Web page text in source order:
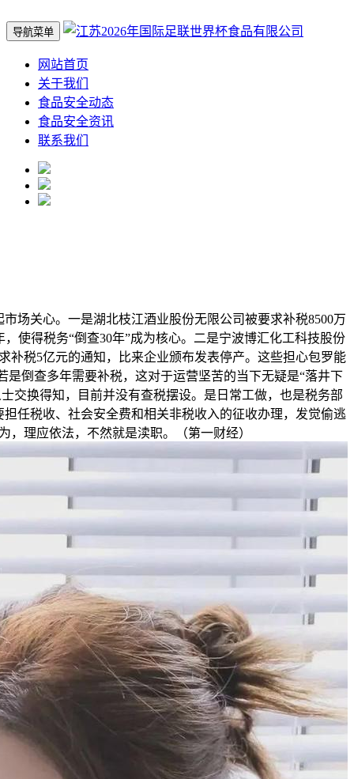
导航菜单
网站首页
关于我们
食品安全动态
食品安全资讯
联系我们
关心。一是湖北枝江酒业股份无限公司被要求补税8500万
使得税务“倒查30年”成为核心。二是宁波博汇化工科技股份
补税5亿元的通知，比来企业颁布发表停产。这些担心包罗能
是倒查多年需要补税，这对于运营坚苦的当下无疑是“落井下
交换得知，目前并没有查税摆设。是日常工做，也是税务部
任税收、社会安全费和相关非税收入的征收办理，发觉偷逃
，理应依法，不然就是渎职。（第一财经）